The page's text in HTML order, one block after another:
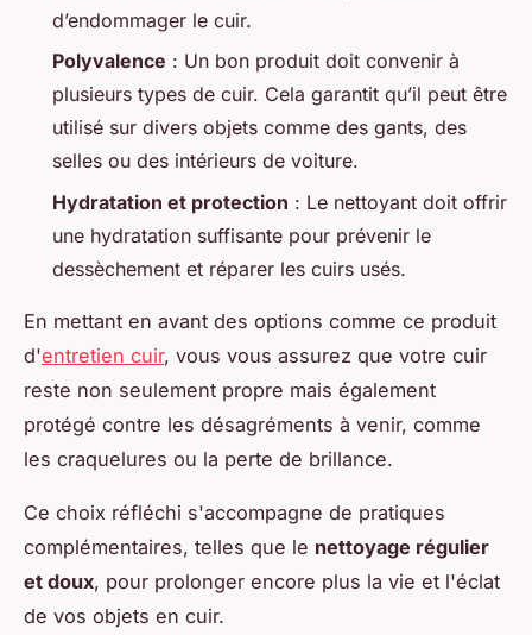
d’endommager le cuir.
Polyvalence : Un bon produit doit convenir à
plusieurs types de cuir. Cela garantit qu’il peut être
utilisé sur divers objets comme des gants, des
selles ou des intérieurs de voiture.
Hydratation et protection : Le nettoyant doit offrir
une hydratation suffisante pour prévenir le
dessèchement et réparer les cuirs usés.
En mettant en avant des options comme ce produit
d'entretien cuir, vous vous assurez que votre cuir
reste non seulement propre mais également
protégé contre les désagréments à venir, comme
les craquelures ou la perte de brillance.
Ce choix réfléchi s'accompagne de pratiques
complémentaires, telles que le nettoyage régulier
et doux, pour prolonger encore plus la vie et l'éclat
de vos objets en cuir.